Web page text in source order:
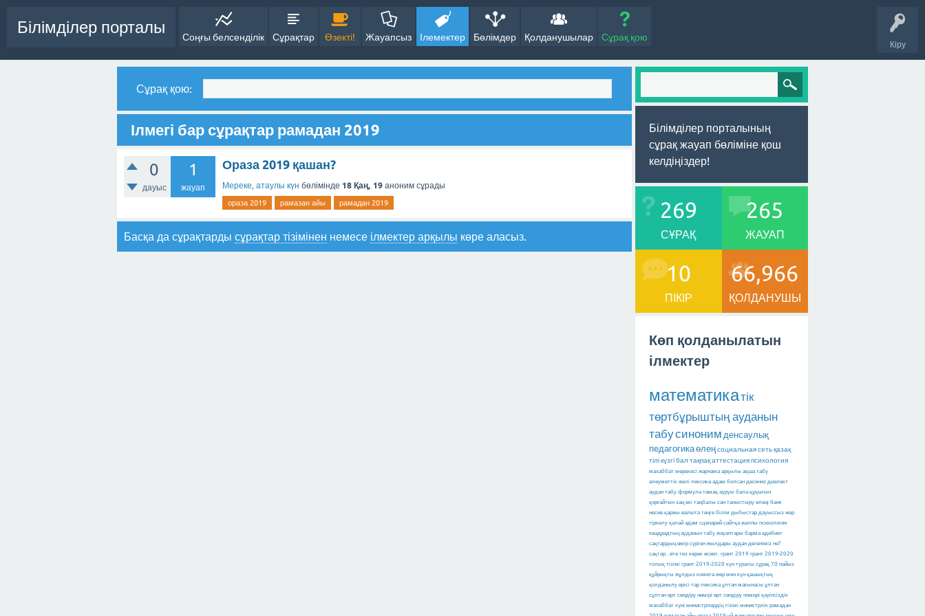
Кіру
Білімділер порталы
Соңғы белсенділік Сұрақтар Өзекті! Жауапсыз Ілемектер Бөлімдер Қолданушылар Сұрақ қою
Сұрақ қою:
Ілмегі бар сұрақтар рамадан 2019
0
дауыс
1
жауап
Ораза 2019 қашан?
Мереке, атаулы күн бөлімінде 18 Қаң, 19 аноним сұрады
ораза 2019 рамазан айы рамадан 2019
Басқа да сұрақтарды сұрақтар тізімінен немесе ілмектер арқылы көре аласыз.
Білімділер порталының
сұрақ жауап бөліміне қош
келдіңіздер!
269
СҰРАҚ
265
ЖАУАП
10
ПІКІР
66,966
ҚОЛДАНУШЫ
Көп қолданылатын
ілмектер
математикатік
төртбұрыштың ауданын
табусиноним денсаулық
педагогикаөлеңсоциальная сетьқазақ
тілікүзгі балтақпақаттестацияпсихология
махаббат мерекесі жарнама арқылы ақша табу
әлеуметтік желі лексика адам болсан десениз диалект
аудан табу формула тамақ ауруы бала құқығын
қорғайтын заң екі таңбалы сан таныстыру өлеңі банк
несие қаржы валюта теңге білім дыбыстар дауыссыз жер
тіркелу қалай адам сценарий сайтқа жалпы психология
квадрадтың ауданын табу жауаптары барма әдебиет
сақтардың өмір сүрген жылдары аудан дегеніміз не?
сақтар
өте тез керек өсиет. грант 2019 грант 2019-2020
толық тізімі грант 2019-2020 күн туралы сұрақ 70 пайыз
құйрықты жұлдыз комета жер мен күн қашықтық
қолданылу өрісі тар лексика ұлтан мағынасы ұлтан
сұлтан өрт сөндіру нөмірі өрт сөндіру номері қауіпсіздік
махаббат күні министрлердің тізімі министрлік рамадан